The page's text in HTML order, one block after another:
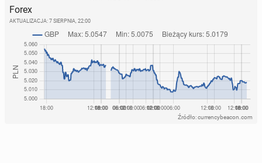
Forex
AKTUALIZACJA: 7 SIERPNIA, 22:00
Źródło: currencybeacon.com